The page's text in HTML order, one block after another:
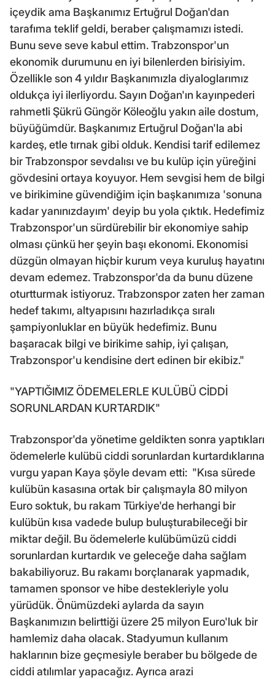
içeydik ama Başkanımız Ertuğrul Doğan'dan
tarafıma teklif geldi, beraber çalışmamızı istedi.
Bunu seve seve kabul ettim. Trabzonspor'un
ekonomik durumunu en iyi bilenlerden birisiyim.
Özellikle son 4 yıldır Başkanımızla diyaloglarımız
oldukça iyi ilerliyordu. Sayın Doğan'ın kayınpederi
rahmetli Şükrü Güngör Köleoğlu yakın aile dostum,
büyüğümdür. Başkanımız Ertuğrul Doğan'la abi
kardeş, etle tırnak gibi olduk. Kendisi tarif edilemez
bir Trabzonspor sevdalısı ve bu kulüp için yüreğini
gövdesini ortaya koyuyor. Hem sevgisi hem de bilgi
ve birikimine güvendiğim için başkanımıza 'sonuna
kadar yanınızdayım' deyip bu yola çıktık. Hedefimiz
Trabzonspor'un sürdürebilir bir ekonomiye sahip
olması çünkü her şeyin başı ekonomi. Ekonomisi
düzgün olmayan hiçbir kurum veya kuruluş hayatını
devam edemez. Trabzonspor'da da bunu düzene
oturtturmak istiyoruz. Trabzonspor zaten her zaman
hedef takımı, altyapısını hazırladıkça sıralı
şampiyonluklar en büyük hedefimiz. Bunu
başaracak bilgi ve birikime sahip, iyi çalışan,
Trabzonspor'u kendisine dert edinen bir ekibiz."
"YAPTIĞIMIZ ÖDEMELERLE KULÜBÜ CİDDİ
SORUNLARDAN KURTARDIK"
Trabzonspor'da yönetime geldikten sonra yaptıkları
ödemelerle kulübü ciddi sorunlardan kurtardıklarına
vurgu yapan Kaya şöyle devam etti: "Kısa sürede
kulübün kasasına ortak bir çalışmayla 80 milyon
Euro soktuk, bu rakam Türkiye'de herhangi bir
kulübün kısa vadede bulup buluşturabileceği bir
miktar değil. Bu ödemelerle kulübümüzü ciddi
sorunlardan kurtardık ve geleceğe daha sağlam
bakabiliyoruz. Bu rakamı borçlanarak yapmadık,
tamamen sponsor ve hibe destekleriyle yolu
yürüdük. Önümüzdeki aylarda da sayın
Başkanımızın belirttiği üzere 25 milyon Euro'luk bir
hamlemiz daha olacak. Stadyumun kullanım
haklarının bize geçmesiyle beraber bu bölgede de
ciddi atılımlar yapacağız. Ayrıca arazi